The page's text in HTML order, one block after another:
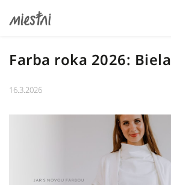
Farba roka 2026: Biela
16.3.2026